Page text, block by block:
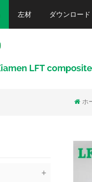
左材 ダウンロード
ホ